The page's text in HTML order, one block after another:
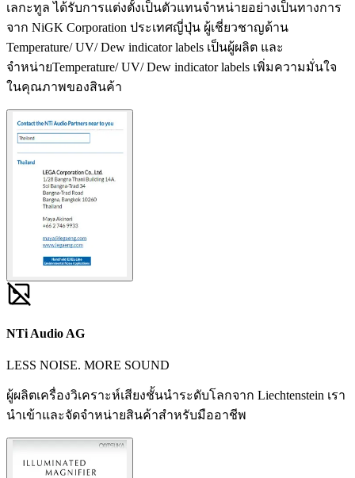
เลกะทูล ได้รับการแต่งตั้งเป็นตัวแทนจำหน่ายอย่างเป็นทางการ
จาก NiGK Corporation ประเทศญี่ปุ่น ผู้เชี่ยวชาญด้าน
Temperature/ UV/ Dew indicator labels เป็นผู้ผลิต และ
จำหน่ายTemperature/ UV/ Dew indicator labels เพิ่มความมั่นใจ
ในคุณภาพของสินค้า
NTi Audio AG
LESS NOISE. MORE SOUND
ผู้ผลิตเครื่องวิเคราะห์เสียงชั้นนำระดับโลกจาก Liechtenstein เรา
นำเข้าและจัดจำหน่ายสินค้าสำหรับมืออาชีพ